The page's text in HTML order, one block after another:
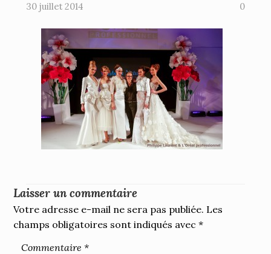
30 juillet 2014 0
Laisser un commentaire
Votre adresse e-mail ne sera pas publiée. Les
champs obligatoires sont indiqués avec*
Commentaire *